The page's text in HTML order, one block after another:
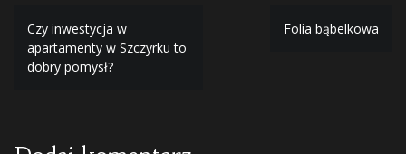
Nawigacja
wpisu
Czy inwestycja w
apartamenty w Szczyrku to
dobry pomysł?
Folia bąbelkowa